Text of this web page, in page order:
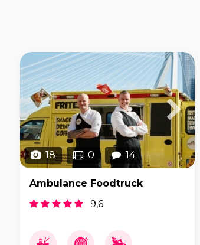
18 0 14
Ambulance Foodtruck
9,6